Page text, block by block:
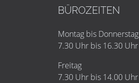
BÜROZEITEN
Montag bis Donnerstag
7.30 Uhr bis 16.30 Uhr
Freitag
7.30 Uhr bis 14.00 Uhr